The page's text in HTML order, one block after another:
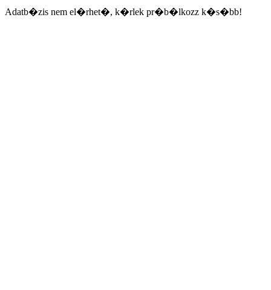
Adatb�zis nem el�rhet�, k�rlek pr�b�lkozz k�s�bb!